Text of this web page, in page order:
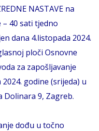
NASTAVE na
40 sati tjedno
dana 4.listopada 2024.
ploči Osnovne
za zapošljavanje
godine (srijeda) u
Dolinara 9, Zagreb.
dođu u točno